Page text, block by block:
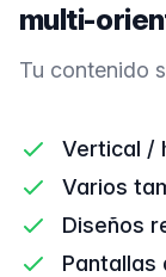
multi-
Tu contenido
Vertical /
Varios
Diseños
Pantallas